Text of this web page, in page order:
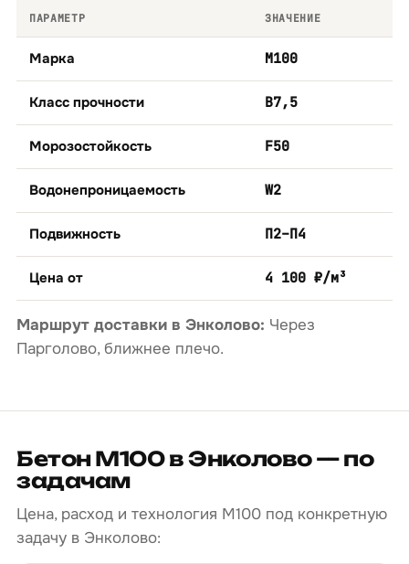
ПАРАМЕТР ЗНАЧЕНИЕ
Марка М100
Класс прочности B7,5
Морозостойкость F50
Водонепроницаемость W2
Подвижность П2–П4
Цена от 4 100 ₽/м³
Маршрут доставки в Энколово: Через
Парголово, ближнее плечо.
Бетон М100 в Энколово — по
задачам
Цена, расход и технология М100 под конкретную
задачу в Энколово: